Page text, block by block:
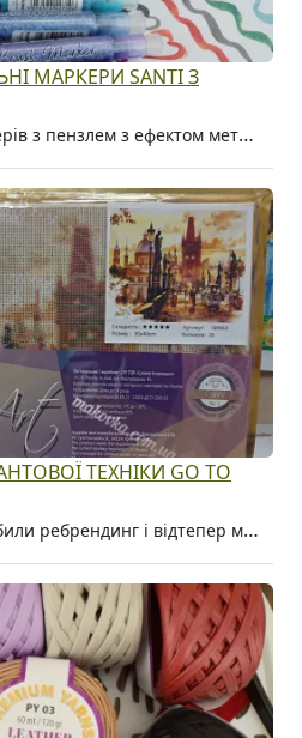
МАРКЕРИ SANTI З
17 кольорів аква-маркерів з пензлем з ефектом металік
ТЕХНІКИ GO TO
Діамантові ручки" зробили ребрендинг і відтепер мають назву Go to Art.